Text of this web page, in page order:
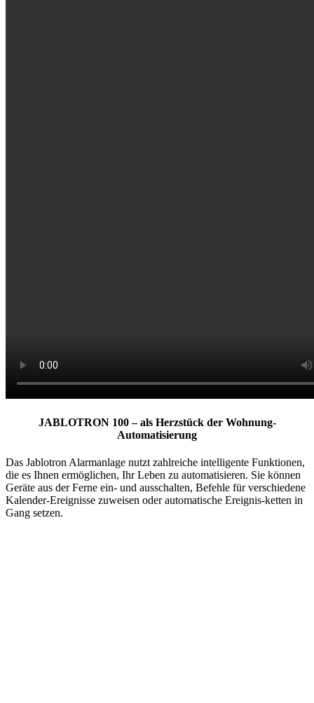
JABLOTRON 100 – als Herzstück der Wohnung-
Automatisierung
Das Jablotron Alarmanlage nutzt zahlreiche intelligente Funktionen,
die es Ihnen ermöglichen, Ihr Leben zu automatisieren. Sie können
Geräte aus der Ferne ein- und ausschalten, Befehle für verschiedene
Kalender-Ereignisse zuweisen oder automatische Ereignis-ketten in
Gang setzen.